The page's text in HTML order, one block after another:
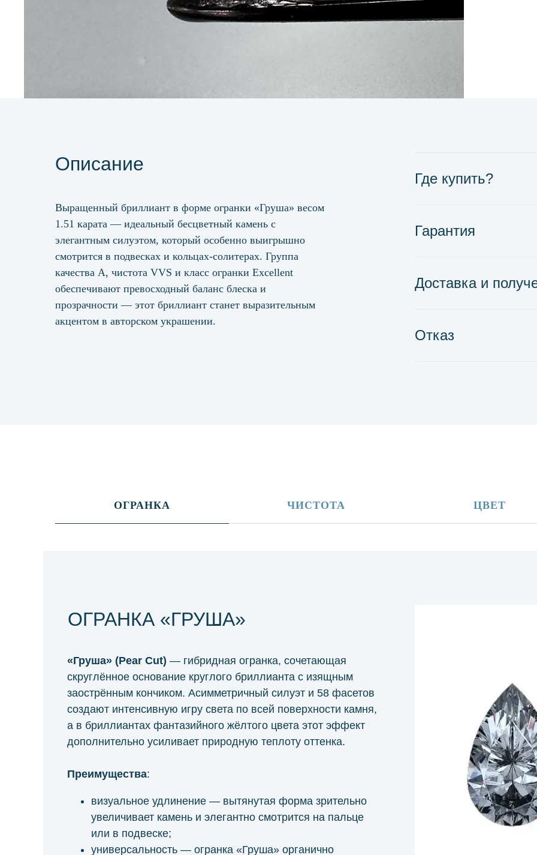
Описание
Выращенный бриллиант в форме огранки «Груша» весом
1.51 карата — идеальный бесцветный камень с
элегантным силуэтом, который особенно выигрышно
смотрится в подвесках и кольцах-солитерах. Группа
качества А, чистота VVS и класс огранки Excellent
обеспечивают превосходный баланс блеска и
прозрачности — этот бриллиант станет выразительным
акцентом в авторском украшении.
Где купить?
Гарантия
Доставка и
Отказ
ОГРАНКА ЧИСТОТА ЦВЕТ
«Груша» (Pear Cut) — гибридная огранка, сочетающая
скруглённое основание круглого бриллианта с изящным
заострённым кончиком. Асимметричный силуэт и 58 фасетов
создают интенсивную игру света по всей поверхности камня,
а в бриллиантах фантазийного жёлтого цвета этот эффект
дополнительно усиливает природную теплоту оттенка.
Преимущества:
визуальное удлинение — вытянутая форма зрительно
увеличивает камень и элегантно смотрится на пальце
или в подвеске;
универсальность — огранка «Груша» органично
ОГРАНКА «ГРУША»